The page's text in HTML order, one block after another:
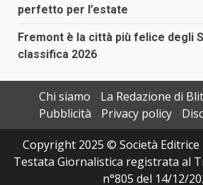
perfetto per l’estate
Fremont è la città più felice degli
classifica 2026
Chi siamo
La Redazione di
Pubblicità
Privacy policy
Copyright 2025 © Società Editrice
Testata Giornalistica registrata al
n°805 del 14/12/